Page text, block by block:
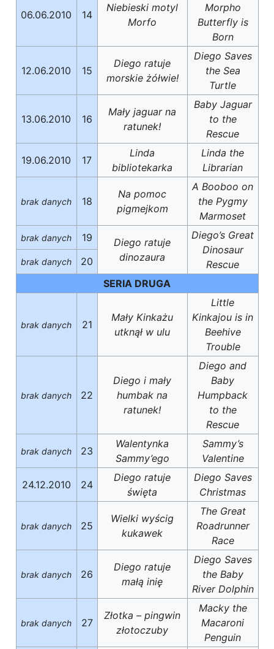
06.06.2010 14
Niebieski motyl
Morfo
Morpho
Butterfly is
Born
12.06.2010 15
Diego ratuje
morskie żółwie!
Diego Saves
the Sea
Turtle
13.06.2010 16
Mały jaguar na
ratunek!
Baby Jaguar
to the
Rescue
19.06.2010 17
Linda
bibliotekarka
Linda the
Librarian
brak danych 18
Na pomoc
pigmejkom
A Booboo on
the Pygmy
Marmoset
brak danych 19
Diego ratuje
dinozaura
Diego’s Great
Dinosaur
Rescue
brak danych
20
SERIA DRUGA
brak danych 21
Mały Kinkażu
utknął w ulu
Little
Kinkajou is in
Beehive
Trouble
brak danych 22
Diego i mały
humbak na
ratunek!
Diego and
Baby
Humpback
to the
Rescue
brak danych 23
Walentynka
Sammy’ego
Sammy’s
Valentine
24.12.2010 24
Diego ratuje
święta
Diego Saves
Christmas
brak danych 25
Wielki wyścig
kukawek
The Great
Roadrunner
Race
brak danych 26
Diego ratuje
małą inię
Diego Saves
the Baby
River Dolphin
brak danych 27
Złotka – pingwin
złotoczuby
Macky the
Macaroni
Penguin